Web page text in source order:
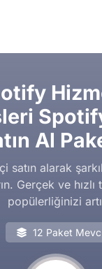
Al
satın alarak
Gerçek ve
popülerliğinizi
12 Paket